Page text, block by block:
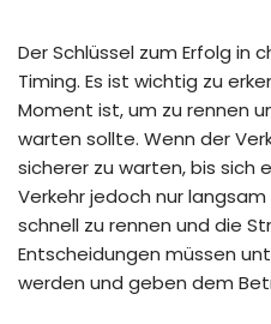
Der Schlüssel zum Erfolg in
Timing. Es ist wichtig zu
Moment ist, um zu rennen
warten sollte. Wenn der
sicherer zu warten, bis sich
Verkehr jedoch nur
schnell zu rennen und die
Entscheidungen müssen
werden und geben dem